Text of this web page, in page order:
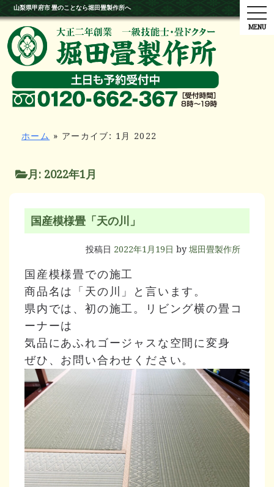
山梨県甲府市 畳のことなら堀田畳製作所へ
ホーム » アーカイブ: 1月 2022
月: 2022年1月
国産模様畳「天の川」
投稿日 2022年1月19日 by 堀田畳製作所
国産模様畳での施工
商品名は「天の川」と言います。
県内では、初の施工。リビング横の畳コ
ーナーは
気品にあふれゴージャスな空間に変身
ぜひ、お問い合わせください。